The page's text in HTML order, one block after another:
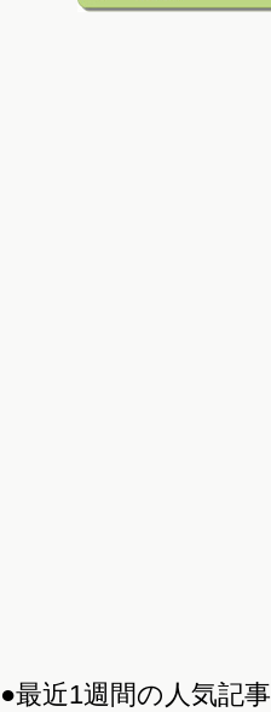
●最近1週間の人気記事